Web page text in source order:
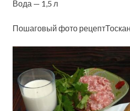
Вода — 1,5 л
Пошаговый фото